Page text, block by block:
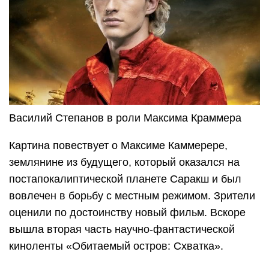
Василий Степанов в роли Максима Краммера
Картина повествует о Максиме Каммерере,
землянине из будущего, который оказался на
постапокалиптической планете Саракш и был
вовлечен в борьбу с местным режимом. Зрители
оценили по достоинству новый фильм. Вскоре
вышла вторая часть научно-фантастической
киноленты «Обитаемый остров: Схватка».